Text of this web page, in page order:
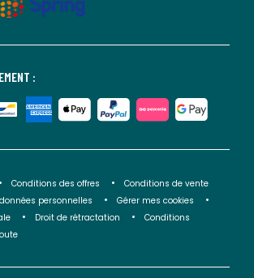
:
Conditions des offres
Conditions de vente
personnelles
Gérer mes cookies
Droit de rétractation
Conditions